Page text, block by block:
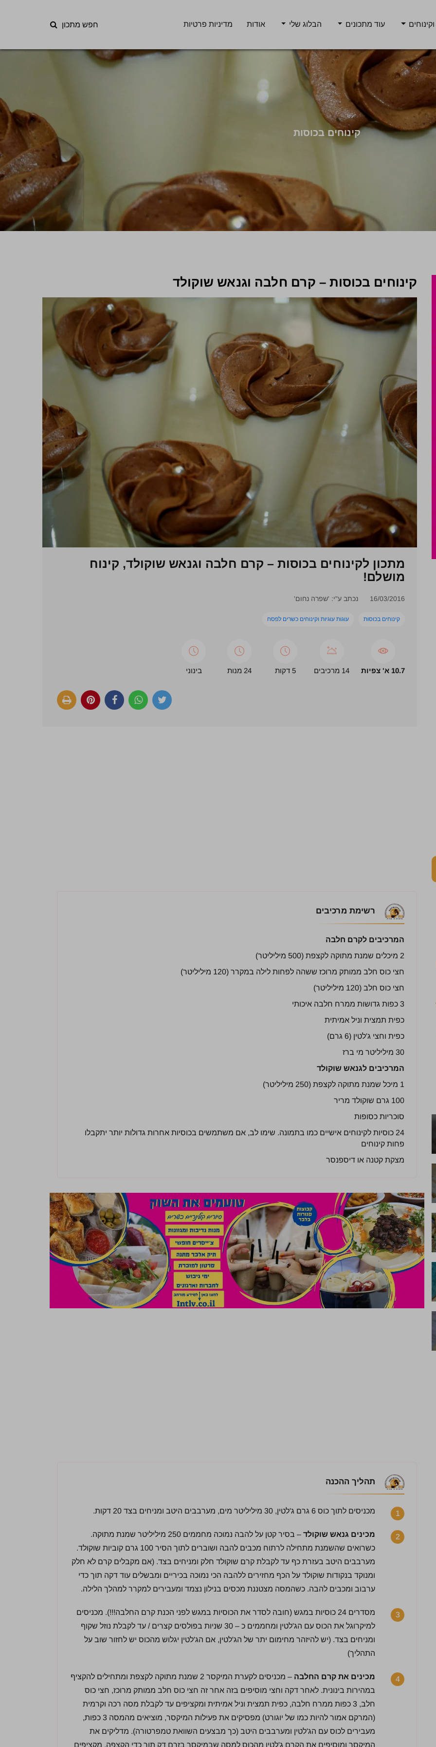
עוד מתכונים הבלוג שלי אודות מדיניות פרטיות חפש מתכון
קינוחים בכוסות
קינוחים בכוסות – קרם חלבה וגנאש שוקולד
מתכון לקינוחים בכוסות – קרם חלבה וגנאש שוקולד, קינוח
מושלם!
16/03/2016 נכתב ע"י: 'שפרה נחום'
קינוחים בכוסות עוגות עוגיות וקינוחים כשרים לפסח
10.7 א' צפיות 14 מרכיבים 5 דקות 24 מנות בינוני
רשימת מרכיבים
המרכיבים לקרם חלבה
2 מיכלים שמנת מתוקה לקצפת (500 מיליליטר)
חצי כוס חלב ממותק מרוכז ששהה לפחות לילה במקרר (120 מיליליטר)
חצי כוס חלב (120 מיליליטר)
3 כפות גדושות ממרח חלבה איכותי
כפית תמצית וניל אמיתית
כפית וחצי ג'לטין (6 גרם)
30 מיליליטר מי ברז
המרכיבים לגנאש שוקולד
1 מיכל שמנת מתוקה לקצפת (250 מיליליטר)
100 גרם שוקולד מריר
סוכריות כסופות
24 כוסיות לקינוחים אישיים כמו בתמונה. שימו לב, אם משתמשים בכוסיות אחרות גדולות יותר יתקבלו
פחות קינוחים
מצקת קטנה או דיספנסר
תהליך ההכנה
1 מכניסים לתוך כוס 6 גרם ג'לטין, 30 מיליליטר מים, מערבבים היטב ומניחים בצד 20 דקות.
2 מכינים גנאש שוקולד
– בסיר קטן על להבה נמוכה מחממים 250 מיליליטר שמנת מתוקה.
כשרואים שהשמנת מתחילה לרתוח מכבים להבה ושוברים לתוך הסיר 100 גרם קוביות שוקולד.
מערבבים היטב בעזרת כף עד לקבלת קרם שוקולד חלק ומניחים בצד. (אם מקבלים קרם לא חלק
ומנוקד בנקודות שוקולד על הכף מחזירים ללהבה הכי נמוכה בכיריים ומבשלים עוד דקה תוך כדי
ערבוב ומכבים להבה. כשהמסה מצטננת מכסים בנילון נצמד ומעבירים למקרר למהלך הלילה.
3
מסדרים 24 כוסיות במגש (חובה לסדר את הכוסיות במגש לפני הכנת קרם החלבה!!!). מכניסים
למיקרוגל את הכוס עם הג'לטין ומחממים כ – 30 שניות בפולסים קצרים / עד לקבלת נוזל שקוף
ומניחים בצד. (יש להיזהר מחימום יתר של הג'לטין, אם הג'לטין יגלוש מהכוס יש לחזור שוב על
התהליך)
4 מכינים את קרם החלבה
– מכניסים לקערת המיקסר 2 שמנת מתוקה לקצפת ומתחילים להקציף
במהירות בינונית. לאחר דקה וחצי מוסיפים בזה אחר זה חצי כוס חלב ממותק מרוכז, חצי כוס
חלב, 3 כפות ממרח חלבה, כפית תמצית וניל אמיתית ומקציפים עד לקבלת מסה רכה וקרמית
(המרקם אמור להיות כמו של יוגורט) מפסיקים את פעילות המיקסר, מוציאים מהמסה 3 כפות,
מעבירים לכוס עם הג'לטין ומערבבים היטב (כך מבצעים השוואת טמפרטורה). מדליקים את
המיקסר ומוסיפים את הקרם ג'לטין מהכוס למסה שבמיקסר בזרם דק תוך כדי הקצפה. מקציפים
לחץ כדי לדרג: